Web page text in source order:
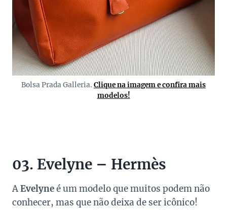
Bolsa Prada Galleria. Clique na imagem e confira mais
modelos!
03. Evelyne – Hermès
AEvelyneé um modelo que muitos podem não
conhecer, mas que não deixa de ser icônico!